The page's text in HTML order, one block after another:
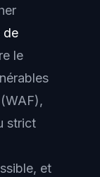
de
le
strict
et